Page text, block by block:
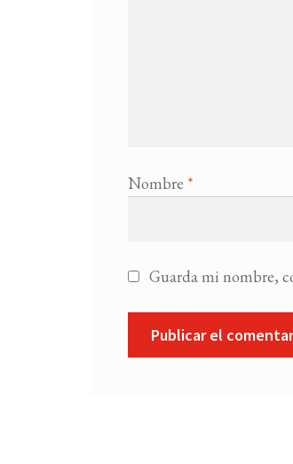
Nombre *
Guarda mi nombre,